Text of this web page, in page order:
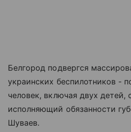
Белгород подвергся
украинских беспилотников -
человек, включая двух
исполняющий обязанности
Шуваев.